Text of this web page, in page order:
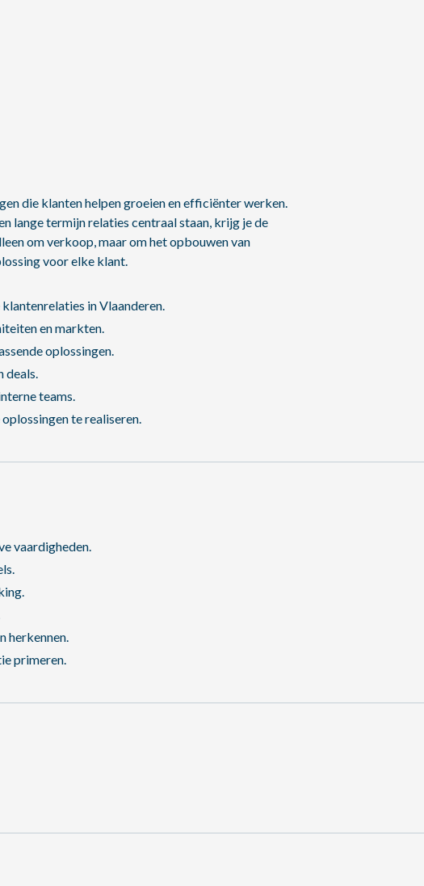
die klanten helpen groeien en efficiënter werken.
lange termijn relaties centraal staan, krijg je de
om verkoop, maar om het opbouwen van
voor elke klant.
in Vlaanderen.
en markten.
oplossingen.
deals.
teams.
te realiseren.
vaardigheden.
herkennen.
primeren.